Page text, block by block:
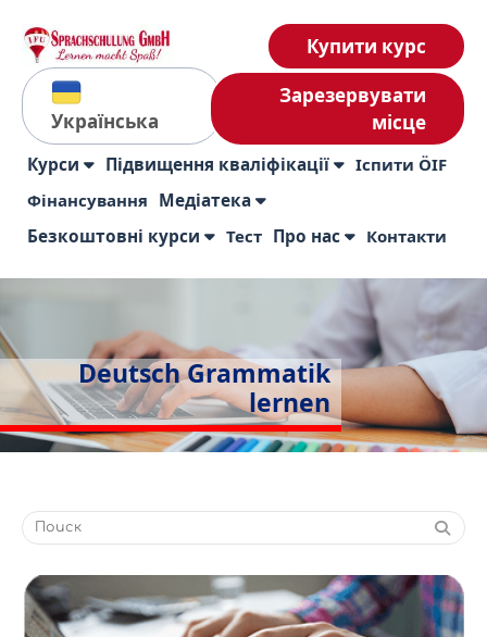
Українська
Купити курс
Зарезервувати
місце
Курси Підвищення кваліфікації
Іспити ÖIF
Фінансування Медіатека
Безкоштовні курси
Тест Про нас Контакти
Deutsch Grammatik
lernen